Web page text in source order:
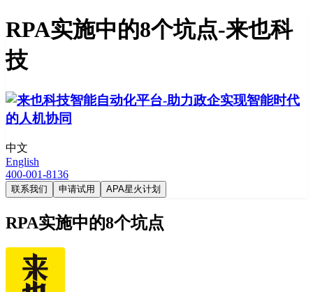
RPA实施中的8个坑点-来也科
技
中文
English
400-001-8136
联系我们 申请试用 APA星火计划
RPA实施中的8个坑点